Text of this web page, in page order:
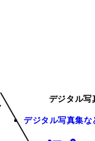
デジタル写
デジタル写真集